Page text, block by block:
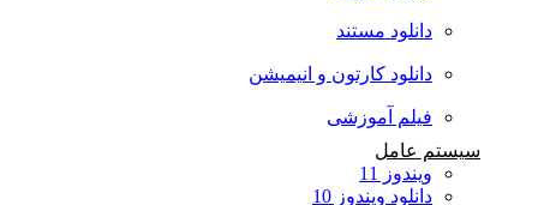
دانلود مستند
دانلود کارتون و انیمیشن
فیلم آموزشی
سیستم عامل
ویندوز 11
دانلود ویندوز 10